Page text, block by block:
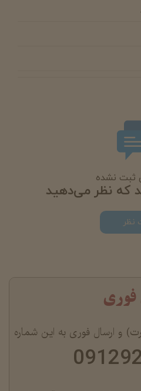
ثبت نشده
که نظر می‌دهید
نظر
فوری
و ارسال فوری به این شماره